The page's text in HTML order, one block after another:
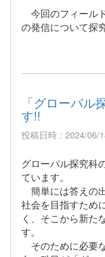
今回のフィール
の発信について探
「グローバル
す!!
投稿日時 : 2024/06/
グローバル探究科
ています。
簡単には答えの
社会を目指すため
く、そこから新た
す。
そのために必要